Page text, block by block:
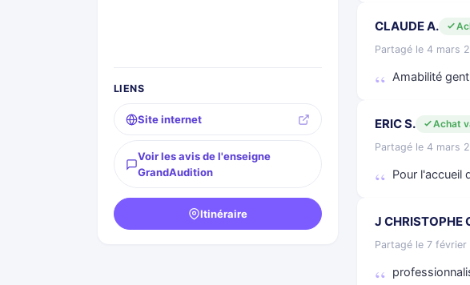
LIENS
Site internet
Voir les avis de l'enseigne
GrandAudition
Itinéraire
CLAUDE A.
Partagé le 4 mars
Amabilité
ERIC S.
Achat
Partagé le 4 mars
Pour l'accueil
J CHRISTOPHE
Partagé le 7